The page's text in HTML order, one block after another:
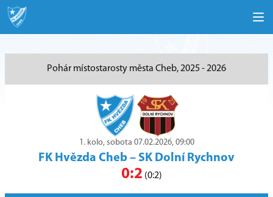
Pohár místostarosty města Cheb, 2025 - 2026
1. kolo, sobota 07.02.2026, 09:00
FK Hvězda Cheb – SK Dolní Rychnov
0:2 (0:2)